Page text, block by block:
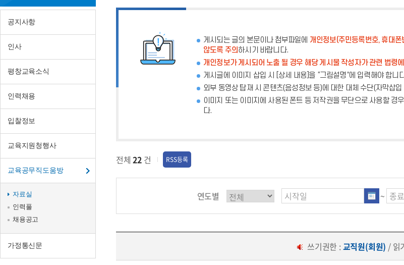
공지사항
인사
평창교육소식
인력채용
입찰정보
교육지원청행사
교육공무직도움방
자료실
인력풀
채용공고
가정통신문
게시되는 글의 본문이나 첨부파일에 개인정보(주민등록번호, 휴대
않도록 주의하시기 바랍니다.
개인정보가 게시되어 노출 될 경우 해당 게시물 작성자가 관련 법령
게시글에 이미지 삽입 시 [상세 내용]을 “그림설명”에 입력해야 합니
외부 동영상 탑재 시 콘텐츠(음성정보 등)에 대한 대체 수단(자막삽
이미지 또는 이미지에 사용된 폰트 등 저작권을 무단으로 사용할 경
다.
전체 22 건 RSS등록
연도별 ~
쓰기권한 :교직원(회원) / 읽